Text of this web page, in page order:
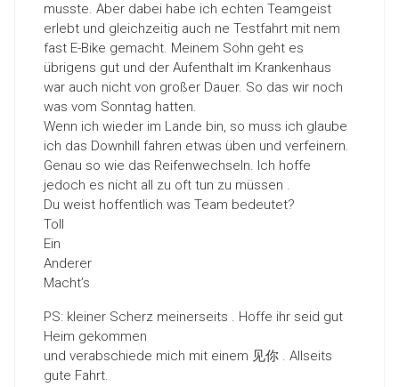
musste. Aber dabei habe ich echten Teamgeist
erlebt und gleichzeitig auch ne Testfahrt mit nem
fast E-Bike gemacht. Meinem Sohn geht es
übrigens gut und der Aufenthalt im Krankenhaus
war auch nicht von großer Dauer. So das wir noch
was vom Sonntag hatten.
Wenn ich wieder im Lande bin, so muss ich glaube
ich das Downhill fahren etwas üben und verfeinern.
Genau so wie das Reifenwechseln. Ich hoffe
jedoch es nicht all zu oft tun zu müssen .
Du weist hoffentlich was Team bedeutet?
Toll
Ein
Anderer
Macht’s
PS: kleiner Scherz meinerseits . Hoffe ihr seid gut
Heim gekommen
und verabschiede mich mit einem 见你 . Allseits
gute Fahrt.